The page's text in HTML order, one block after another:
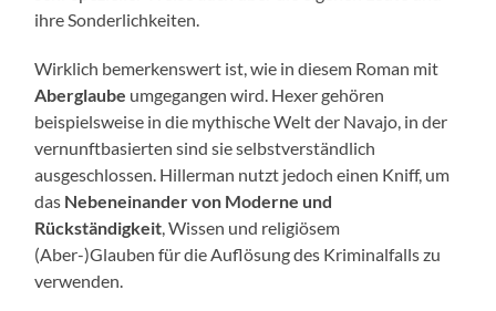
ihre Sonderlichkeiten.
Wirklich bemerkenswert ist, wie in diesem Roman mit
Aberglaube umgegangen wird. Hexer gehören
beispielsweise in die mythische Welt der Navajo, in der
vernunftbasierten sind sie selbstverständlich
ausgeschlossen. Hillerman nutzt jedoch einen Kniff, um
das Nebeneinander von Moderne und
Rückständigkeit, Wissen und religiösem
(Aber-)Glauben für die Auflösung des Kriminalfalls zu
verwenden.